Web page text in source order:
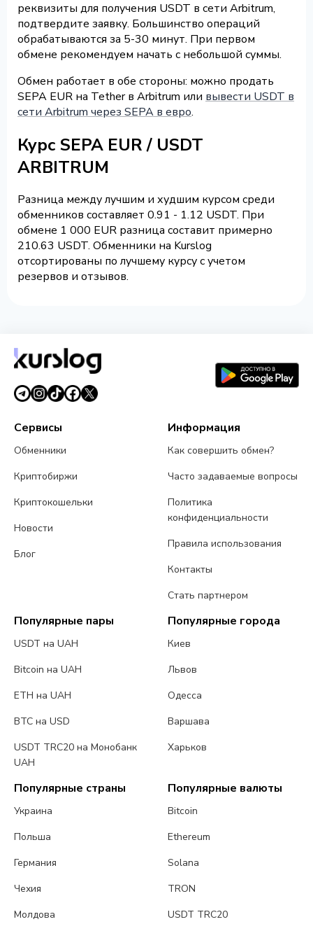
реквизиты для получения USDT в сети Arbitrum,
подтвердите заявку. Большинство операций
обрабатываются за 5-30 минут. При первом
обмене рекомендуем начать с небольшой суммы.
Обмен работает в обе стороны: можно продать
SEPA EUR на Tether в Arbitrum или вывести USDT в
сети Arbitrum через SEPA в евро.
Курс SEPA EUR / USDT
ARBITRUM
Разница между лучшим и худшим курсом среди
обменников составляет 0.91 - 1.12 USDT. При
обмене 1 000 EUR разница составит примерно
210.63 USDT. Обменники на Kurslog
отсортированы по лучшему курсу с учетом
резервов и отзывов.
Сервисы
Обменники
Криптобиржи
Криптокошельки
Новости
Блог
Информация
Как совершить обмен?
Часто задаваемые вопросы
Политика
конфиденциальности
Правила использования
Контакты
Стать партнером
Популярные пары
USDT на UAH
Bitcoin на UAH
ETH на UAH
BTC на USD
USDT TRC20 на Монобанк
UAH
Популярные города
Киев
Львов
Одесса
Варшава
Харьков
Популярные страны
Украина
Польша
Германия
Чехия
Молдова
Популярные валюты
Bitcoin
Ethereum
Solana
TRON
USDT TRC20